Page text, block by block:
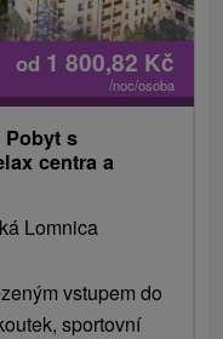
od 1 800,82 Kč
/noc/osoba
Pobyt s
centra a
Lomnica
vstupem do
sportovní